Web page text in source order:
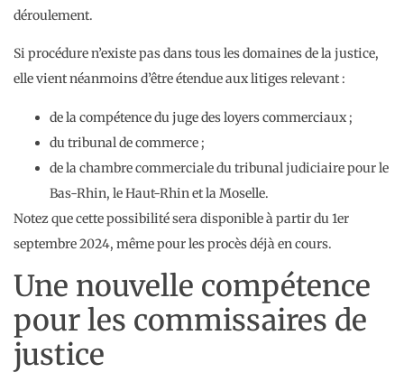
déroulement.
Si procédure n’existe pas dans tous les domaines de la justice,
elle vient néanmoins d’être étendue aux litiges relevant :
de la compétence du juge des loyers commerciaux ;
du tribunal de commerce ;
de la chambre commerciale du tribunal judiciaire pour le
Bas-Rhin, le Haut-Rhin et la Moselle.
Notez que cette possibilité sera disponible à partir du 1er
septembre 2024, même pour les procès déjà en cours.
Une nouvelle compétence
pour les commissaires de
justice